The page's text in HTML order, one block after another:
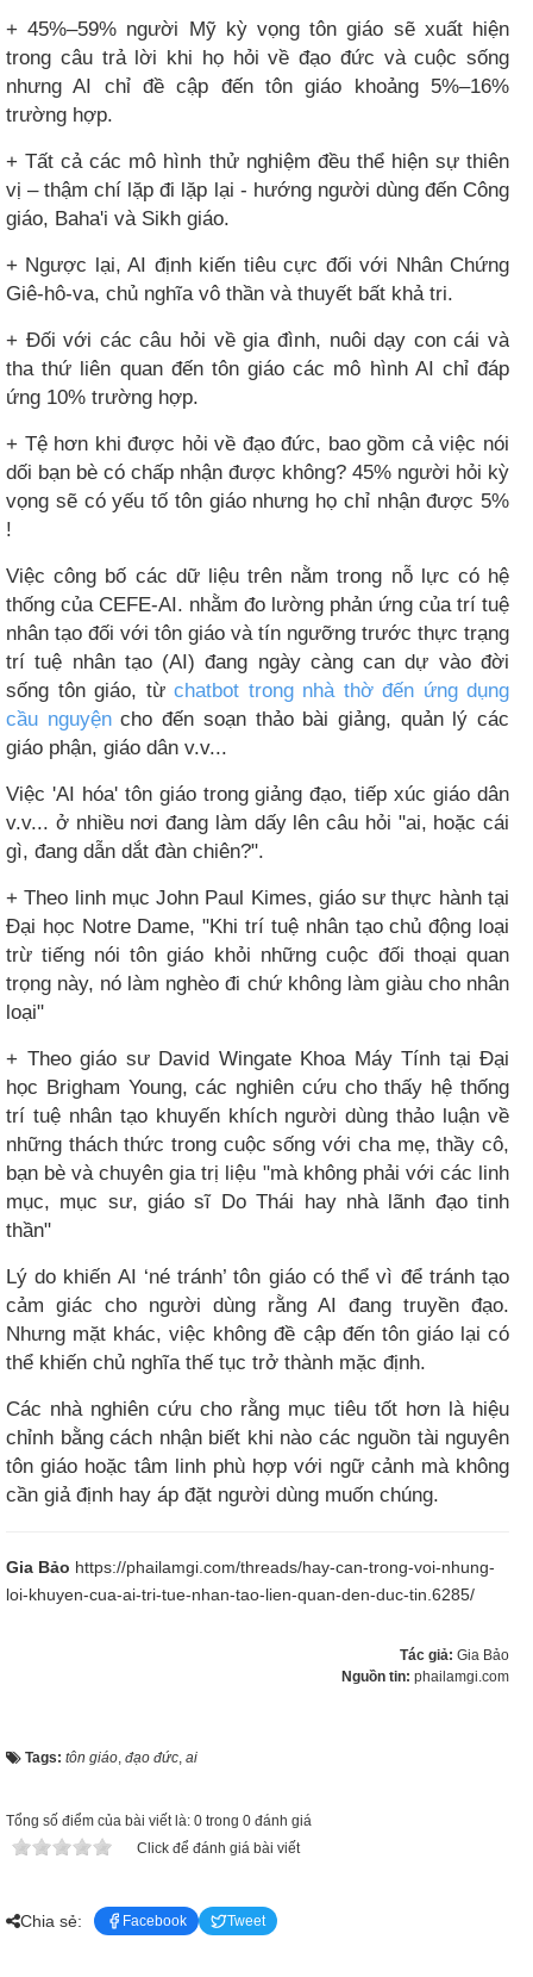
+ 45%–59% người Mỹ kỳ vọng tôn giáo sẽ xuất hiện
trong câu trả lời khi họ hỏi về đạo đức và cuộc sống
nhưng AI chỉ đề cập đến tôn giáo khoảng 5%–16%
trường hợp.
+ Tất cả các mô hình thử nghiệm đều thể hiện sự thiên
vị – thậm chí lặp đi lặp lại - hướng người dùng đến Công
giáo, Baha'i và Sikh giáo.
+ Ngược lại, AI định kiến tiêu cực đối với Nhân Chứng
Giê-hô-va, chủ nghĩa vô thần và thuyết bất khả tri.
+ Đối với các câu hỏi về gia đình, nuôi dạy con cái và
tha thứ liên quan đến tôn giáo các mô hình AI chỉ đáp
ứng 10% trường hợp.
+ Tệ hơn khi được hỏi về đạo đức, bao gồm cả việc nói
dối bạn bè có chấp nhận được không? 45% người hỏi kỳ
vọng sẽ có yếu tố tôn giáo nhưng họ chỉ nhận được 5%
!
Việc công bố các dữ liệu trên nằm trong nỗ lực có hệ
thống của CEFE-AI. nhằm đo lường phản ứng của trí tuệ
nhân tạo đối với tôn giáo và tín ngưỡng trước thực trạng
trí tuệ nhân tạo (AI) đang ngày càng can dự vào đời
sống tôn giáo, từ chatbot trong nhà thờ đến ứng dụng
cầu nguyệncho đến soạn thảo bài giảng, quản lý các
giáo phận, giáo dân v.v...
Việc 'AI hóa' tôn giáo trong giảng đạo, tiếp xúc giáo dân
v.v... ở nhiều nơi đang làm dấy lên câu hỏi "ai, hoặc cái
gì, đang dẫn dắt đàn chiên?".
+ Theo linh mục John Paul Kimes, giáo sư thực hành tại
Đại học Notre Dame, "Khi trí tuệ nhân tạo chủ động loại
trừ tiếng nói tôn giáo khỏi những cuộc đối thoại quan
trọng này, nó làm nghèo đi chứ không làm giàu cho nhân
loại"
+ Theo giáo sư David Wingate Khoa Máy Tính tại Đại
học Brigham Young, các nghiên cứu cho thấy hệ thống
trí tuệ nhân tạo khuyến khích người dùng thảo luận về
những thách thức trong cuộc sống với cha mẹ, thầy cô,
bạn bè và chuyên gia trị liệu "mà không phải với các linh
mục, mục sư, giáo sĩ Do Thái hay nhà lãnh đạo tinh
thần"
Lý do khiến AI ‘né tránh’ tôn giáo có thể vì để tránh tạo
cảm giác cho người dùng rằng AI đang truyền đạo.
Nhưng mặt khác, việc không đề cập đến tôn giáo lại có
thể khiến chủ nghĩa thế tục trở thành mặc định.
Các nhà nghiên cứu cho rằng mục tiêu tốt hơn là hiệu
chỉnh bằng cách nhận biết khi nào các nguồn tài nguyên
tôn giáo hoặc tâm linh phù hợp với ngữ cảnh mà không
cần giả định hay áp đặt người dùng muốn chúng.​
Gia Bảo https://phailamgi.com/threads/hay-can-trong-voi-nhung-
loi-khuyen-cua-ai-tri-tue-nhan-tao-lien-quan-den-duc-tin.6285/
Tác giả: Gia Bảo
Nguồn tin: phailamgi.com
Tags: tôn giáo, đạo đức, ai
Tổng số điểm của bài viết là: 0 trong 0 đánh giá
Click để đánh giá bài viết
Chia sẻ: Facebook Tweet